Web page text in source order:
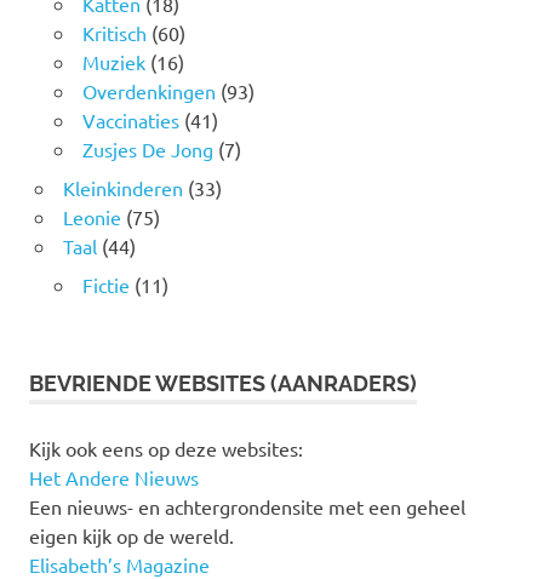
Kritisch (60)
Muziek(16)
Overdenkingen (93)
Vaccinaties(41)
Zusjes De Jong (7)
Kleinkinderen (33)
Leonie (75)
Taal (44)
Fictie (11)
BEVRIENDE WEBSITES (AANRADERS)
Kijk ook eens op deze websites:
Het Andere Nieuws
Een nieuws- en achtergrondensite met een geheel
eigen kijk op de wereld.
Elisabeth’s Magazine